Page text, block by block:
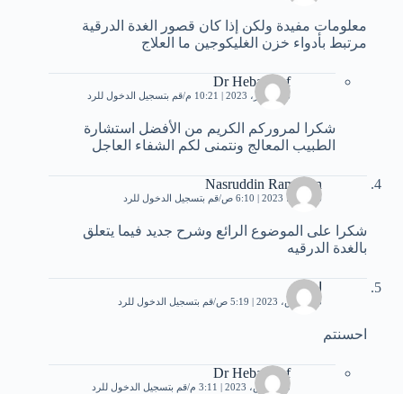
معلومات مفيدة ولكن إذا كان قصور الغدة الدرقية
مرتبط بأدواء خزن الغليكوجين ما العلاج
Dr Heba Atef
26 فبراير، 2023 | 10:21 م قم بتسجيل الدخول للرد
شكرا لمروركم الكريم من الأفضل استشارة
الطبيب المعالج ونتمنى لكم الشفاء العاجل
Nasruddin Ramadan
6 مارس، 2023 | 6:10 ص قم بتسجيل الدخول للرد
شكرا على الموضوع الرائع وشرح جديد فيما يتعلق
بالغدة الدرقيه
احمد
23 مارس، 2023 | 5:19 ص قم بتسجيل الدخول للرد
احسنتم
Dr Heba Atef
23 مارس، 2023 | 3:11 م قم بتسجيل الدخول للرد